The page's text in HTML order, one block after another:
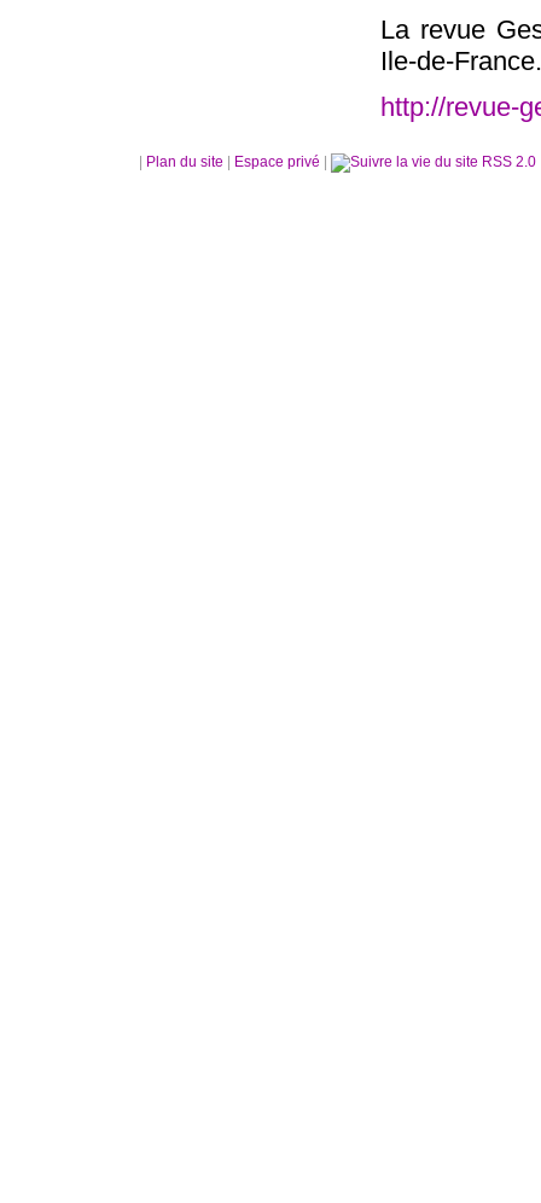
La revue
Ile-de-France.
http://revue-
Plan du site Espace privé RSS 2.0